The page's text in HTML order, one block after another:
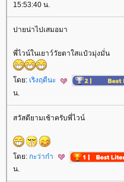
15:53:40 น.
ปายน่าไปเสมอมา
พี่ไวน์ในเยาว์วัยตาใสแป๋วมุ่งมั่น
ดย: เริงฤดีนะ
น.
สวัสดียามเช้าครับพี่ไวน์
ดย: กะว่าก๋า
น.